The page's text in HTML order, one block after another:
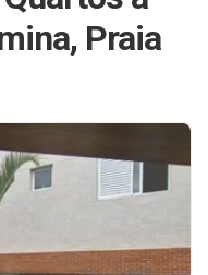
Praia